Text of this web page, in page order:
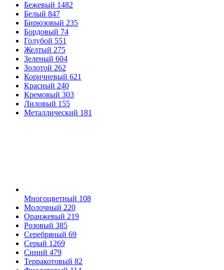
Бежевый 1482
Белый 847
Бирюзовый 235
Бордовый 74
Голубой 551
Желтый 275
Зеленый 604
Золотой 262
Коричневый 621
Красный 240
Кремовый 303
Лиловый 155
Металлический 181
Многоцветный 108
Молочный 220
Оранжевый 219
Розовый 385
Серебряный 69
Серый 1269
Синий 479
Терракотовый 82